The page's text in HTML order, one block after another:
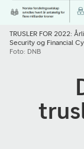
TRUSLER FOR 2022:
Security og Financial
Foto: DNB